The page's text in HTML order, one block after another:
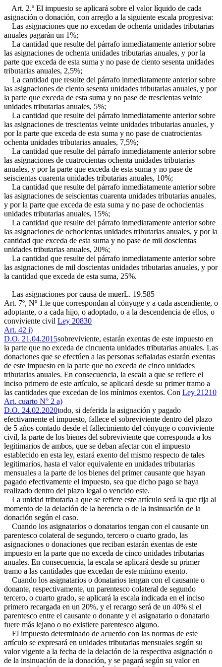
Art. 2.º El impuesto se aplicará sobre el valor líquido de cada
asignación o donación, con arreglo a la siguiente escala progresiva:
Las asignaciones que no excedan de ochenta unidades tributarias
anuales pagarán un 1%;
La cantidad que resulte del párrafo inmediatamente anterior sobre
las asignaciones de ochenta unidades tributarias anuales, y por la
parte que exceda de esta suma y no pase de ciento sesenta unidades
tributarias anuales, 2,5%;
La cantidad que resulte del párrafo inmediatamente anterior sobre
las asignaciones de ciento sesenta unidades tributarias anuales, y por
la parte que exceda de esta suma y no pase de trescientas veinte
unidades tributarias anuales, 5%;
La cantidad que resulte del párrafo inmediatamente anterior sobre
las asignaciones de trescientas veinte unidades tributarias anuales, y
por la parte que exceda de esta suma y no pase de cuatrocientas
ochenta unidades tributarias anuales, 7,5%;
La cantidad que resulte del párrafo inmediatamente anterior sobre
las asignaciones de cuatrocientas ochenta unidades tributarias
anuales, y por la parte que exceda de esta suma y no pase de
seiscientas cuarenta unidades tributarias anuales, 10%;
La cantidad que resulte del párrafo inmediatamente anterior sobre
las asignaciones de seiscientas cuarenta unidades tributarias anuales,
y por la parte que exceda de esta suma y no pase de ochocientas
unidades tributarias anuales, 15%;
La cantidad que resulte del párrafo inmediatamente anterior sobre
las asignaciones de ochocientas unidades tributarias anuales, y por la
cantidad que exceda de esta suma y no pase de mil doscientas
unidades tributarias anuales, 20%;
La cantidad que resulte del párrafo inmediatamente anterior sobre
las asignaciones de mil doscientas unidades tributarias anuales, y por
la cantidad que exceda de esta suma, 25%.
Las asignaciones por causa de muerL. 19.585
Art. 7º, Nº 1.te que correspondan al cónyuge y a cada ascendiente, o
adoptante, o a cada hijo, o adoptado, o a la descendencia de ellos, o
conviviente civil Ley 20830
Art. 42 i)
D.O. 21.04.2015sobreviviente, estarán exentas de este impuesto en
la parte que no exceda de cincuenta unidades tributarias anuales. Las
donaciones que se efectúen a las personas señaladas estarán exentas
de este impuesto en la parte que no exceda de cinco unidades
tributarias anuales. En consecuencia, la escala a que se refiere el
inciso primero de este artículo, se aplicará desde su primer tramo a
las cantidades que excedan de los mínimos exentos. Con Ley 21210
Art. cuarto N° 2 a)
D.O. 24.02.2020todo, si deferida la asignación y pagado
efectivamente el impuesto, fallece el sobreviviente dentro del plazo
de 5 años contado desde el fallecimiento del cónyuge o conviviente
civil, la parte de los bienes del sobreviviente que corresponda a los
legitimarios de ambos, que se deban afectar con el impuesto
establecido en esta ley, estará exento del mismo respecto de tales
legitimarios, hasta el valor equivalente en unidades tributarias
mensuales a la parte de los bienes del primer causante que hayan
pagado efectivamente el impuesto, sea que dicho pago se haya
realizado dentro del plazo legal o vencido este.
La unidad tributaria a que se refiere este artículo será la que rija al
momento de la delación de la herencia o de la insinuación de la
donación según el caso.
Cuando los asignatarios o donatarios tengan con el causante un
parentesco colateral de segundo, tercero o cuarto grado, las
asignaciones o donaciones que reciban estarán exentas de este
impuesto en la parte que no exceda de cinco unidades tributarias
anuales. En consecuencia, la escala se aplicará desde su primer
tramo a las cantidades que excedan de este mínimo exento.
Cuando los asignatarios o donatarios tengan con el causante o
donante, respectivamente, un parentesco colateral de segundo
tercero, o cuarto grado, se aplicará la escala indicada en el inciso
primero recargada en un 20%, y el recargo será de un 40% si el
parentesco entre el causante o donante y el asignatario o donatario
fuere más lejano o no existiere parentesco alguno.
El impuesto determinado de acuerdo con las normas de este
artículo se expresará en unidades tributarias mensuales según su
valor vigente a la fecha de la delación de la respectiva asignación o
de la insinuación de la donación, y se pagará según su valor en